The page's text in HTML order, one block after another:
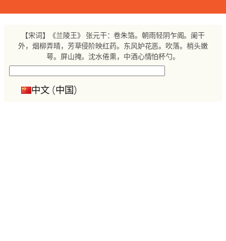
【宋词】《兰陵王》 张元干：卷朱箔。朝雨轻阴乍阁。阑干
外，烟柳弄晴，芳草侵阶映红药。东风妒花恶。吹落。梢头嫩
萼。屏山掩，沈水倦熏，中酒心情怕杯勺。
中文 (中国)